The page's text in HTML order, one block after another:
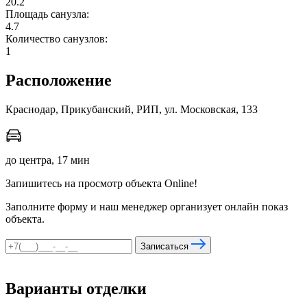
мы в соцсетях
Площадь санузла:
4.7
Количество санузлов:
1
Расположение
Краснодар, Прикубанский, РИП, ул. Московская, 133
до центра, 17 мин
Запишитесь на просмотр объекта Online!
Заполните форму и наш менеджер организует онлайн показ
объекта.
Записаться
Варианты отделки